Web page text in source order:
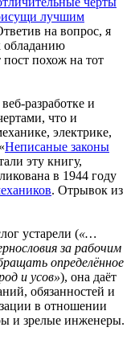
лучшим
на вопрос, я
обладанию
похож на тот
разработке и
что и
электрике,
Неписаные законы
эту книгу,
в 1944 году
. Отрывок из
устарели («…
за рабочим
определённое
и усов»), она даёт
обязанностей и
в отношении
и зрелые инженеры.